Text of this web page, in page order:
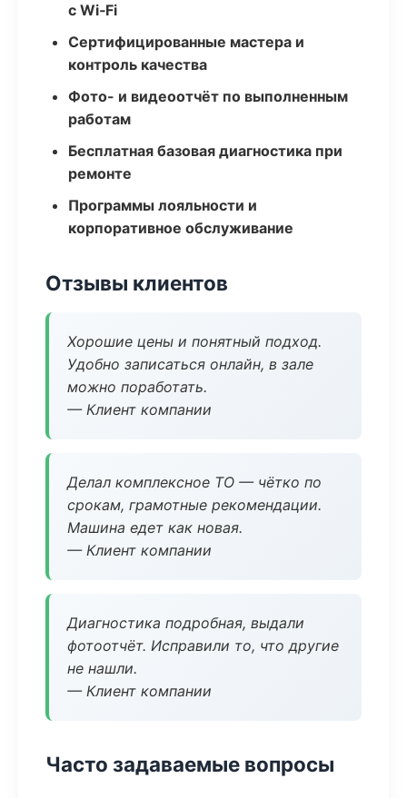
с Wi‑Fi
Сертифицированные мастера и
контроль качества
Фото- и видеоотчёт по выполненным
работам
Бесплатная базовая диагностика при
ремонте
Программы лояльности и
корпоративное обслуживание
Отзывы клиентов
Хорошие цены и понятный подход.
Удобно записаться онлайн, в зале
можно поработать.
— Клиент компании
Делал комплексное ТО — чётко по
срокам, грамотные рекомендации.
Машина едет как новая.
— Клиент компании
Диагностика подробная, выдали
фотоотчёт. Исправили то, что другие
не нашли.
— Клиент компании
Часто задаваемые вопросы